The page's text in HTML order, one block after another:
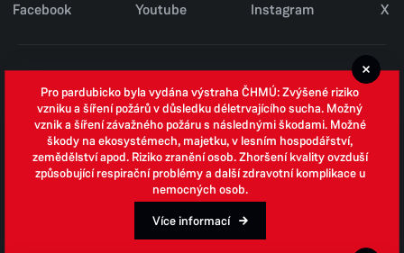
0800
Facebook Youtube Instagram X
Zpracování osobních údajů
Whistleblowing
Open data
Povinně zveřejňované informace
Prohlášení o přístupnosti
Pro pardubicko byla vydána výstraha ČHMÚ: Zvýšené riziko
vzniku a šíření požárů v důsledku déletrvajícího sucha. Možný
vznik a šíření závažného požáru s následnými škodami. Možné
škody na ekosystémech, majetku, v lesním hospodářství,
zemědělství apod. Riziko zranění osob. Zhoršení kvality ovzduší
způsobující respirační problémy a další zdravotní komplikace u
nemocných osob.
Více informací